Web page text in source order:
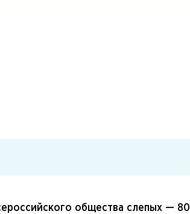
общества слепых — 80